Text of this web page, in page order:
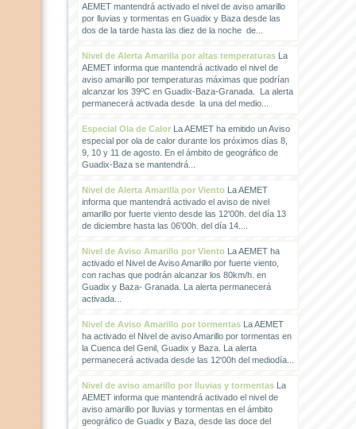
AEMET mantendrá activado el nivel de aviso amarillo
por lluvias y tormentas en Guadix y Baza desde las
dos de la tarde hasta las diez de la noche de...
Nivel de Alerta Amarilla por altas temperaturasLa
AEMET informa que mantendrá activado el nivel de
aviso amarillo por temperaturas máximas que podrían
alcanzar los 39ºC en Guadix-Baza-Granada. La alerta
permanecerá activada desde la una del medio...
Especial Ola de CalorLa AEMET ha emitido un Aviso
especial por ola de calor durante los próximos días 8,
9, 10 y 11 de agosto. En el ámbito de geográfico de
Guadix-Baza se mantendrá...
Nivel de Alerta Amarilla por VientoLa AEMET
informa que mantendrá activado el aviso de nivel
amarillo por fuerte viento desde las 12'00h. del día 13
de diciembre hasta las 06'00h. del día 14....
Nivel de Aviso Amarillo por VientoLa AEMET ha
activado el Nivel de Aviso Amarillo por fuerte viento,
con rachas que podrán alcanzar los 80km/h. en
Guadix y Baza- Granada. La alerta permanecerá
activada...
Nivel de Aviso Amarillo por tormentasLa AEMET
ha activado el Nivel de aviso Amarillo por tormentas en
la Cuenca del Genil, Guadix y Baza. La alerta
permanecerá activada desde las 12'00h del mediodía...
Nivel de aviso amarillo por lluvias y tormentasLa
AEMET informa que mantendrá activado el nivel de
aviso amarillo por lluvias y tormentas en el ámbito
geográfico de Guadix y Baza, desde las doce del